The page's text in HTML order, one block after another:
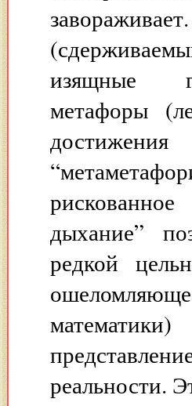
изящные
метафоры
дыхание”
редкой
реальности.